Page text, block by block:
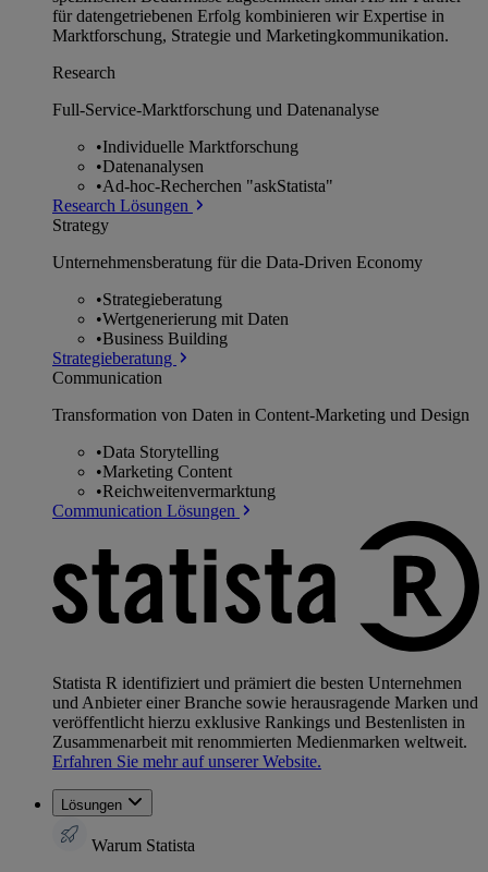
für datengetriebenen Erfolg kombinieren wir Expertise in
Marktforschung, Strategie und Marketingkommunikation.
Research
Full-Service-Marktforschung und Datenanalyse
•Individuelle Marktforschung
•Datenanalysen
•Ad-hoc-Recherchen "askStatista"
Research Lösungen
Strategy
Unternehmens­beratung für die Data-Driven Economy
•Strategieberatung
•Wertgenerierung mit Daten
•Business Building
Strategieberatung
Communication
Transformation von Daten in Content-Marketing und Design
•Data Storytelling
•Marketing Content
•Reichweitenvermarktung
Communication Lösungen
Statista R identifiziert und prämiert die besten Unternehmen
und Anbieter einer Branche sowie herausragende Marken und
veröffentlicht hierzu exklusive Rankings und Bestenlisten in
Zusammenarbeit mit renommierten Medienmarken weltweit.
Erfahren Sie mehr auf unserer Website.
Lösungen
Warum Statista